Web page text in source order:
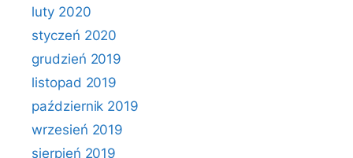
luty 2020
styczeń 2020
grudzień 2019
listopad 2019
październik 2019
wrzesień 2019
sierpień 2019